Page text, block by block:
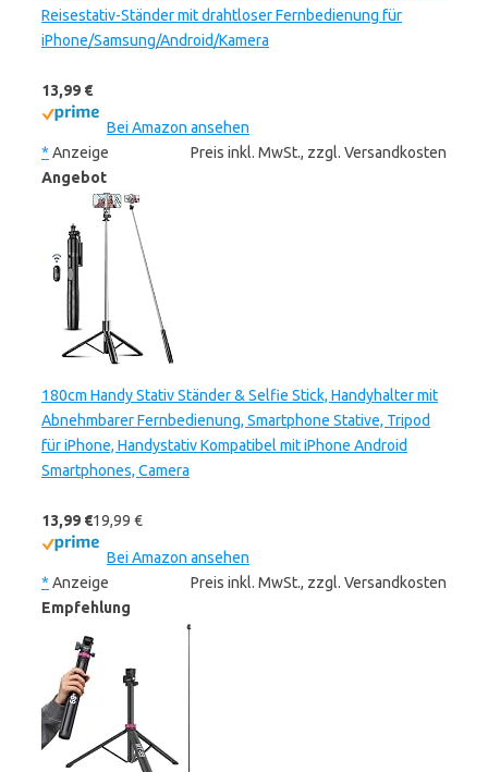
Reisestativ-Ständer mit drahtloser Fernbedienung für
iPhone/Samsung/Android/Kamera
13,99 €
Bei Amazon ansehen
* Anzeige
Preis inkl. MwSt., zzgl. Versandkosten
Angebot
180cm Handy Stativ Ständer & Selfie Stick, Handyhalter mit
Abnehmbarer Fernbedienung, Smartphone Stative, Tripod
für iPhone, Handystativ Kompatibel mit iPhone Android
Smartphones, Camera
13,99 €19,99 €
Bei Amazon ansehen
* Anzeige
Preis inkl. MwSt., zzgl. Versandkosten
Empfehlung